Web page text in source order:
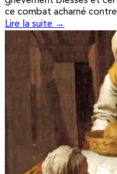
ce combat acharné
Lire la suite →